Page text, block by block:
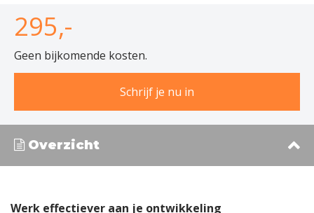
295,-
Geen bijkomende kosten.
Schrijf je nu in
Overzicht
Werk effectiever aan je ontwikkeling